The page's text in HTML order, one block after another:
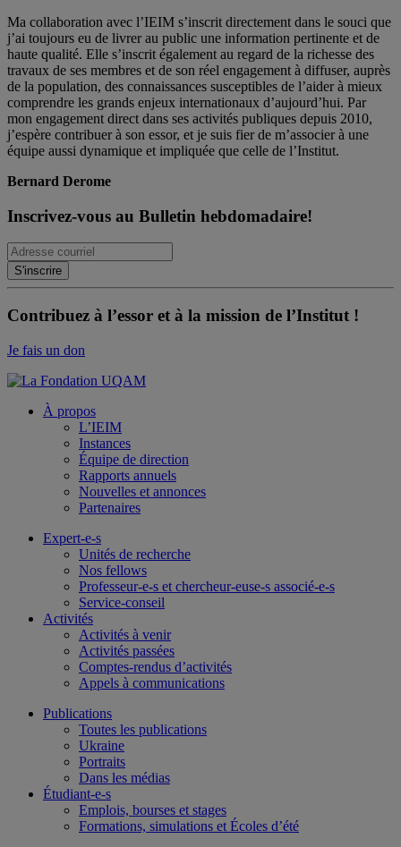
Ma collaboration avec l’IEIM s’inscrit directement dans le souci que
j’ai toujours eu de livrer au public une information pertinente et de
haute qualité. Elle s’inscrit également au regard de la richesse des
travaux de ses membres et de son réel engagement à diffuser, auprès
de la population, des connaissances susceptibles de l’aider à mieux
comprendre les grands enjeux internationaux d’aujourd’hui. Par
mon engagement direct dans ses activités publiques depuis 2010,
j’espère contribuer à son essor, et je suis fier de m’associer à une
équipe aussi dynamique et impliquée que celle de l’Institut.
Bernard Derome
Inscrivez-vous au Bulletin hebdomadaire!
Contribuez à l’essor et à la mission de l’Institut !
Je fais un don
À propos
L’IEIM
Instances
Équipe de direction
Rapports annuels
Nouvelles et annonces
Partenaires
Expert-e-s
Unités de recherche
Nos fellows
Professeur-e-s et chercheur-euse-s associé-e-s
Service-conseil
Activités
Activités à venir
Activités passées
Comptes-rendus d’activités
Appels à communications
Publications
Toutes les publications
Ukraine
Portraits
Dans les médias
Étudiant-e-s
Emplois, bourses et stages
Formations, simulations et Écoles d’été